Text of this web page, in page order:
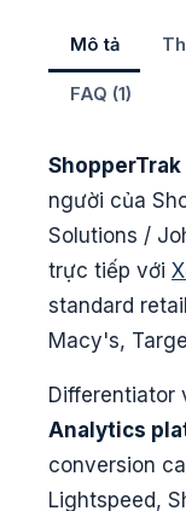
Mô tả
FAQ (1)
ShopperTrak
người của
Solutions /
trực tiếp với
standard
Macy's,
Differentiator
Analytics
conversion
Lightspeed,